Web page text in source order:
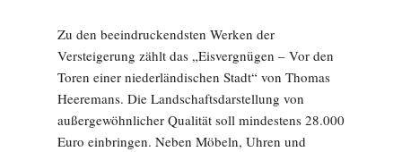
Zu den beeindruckendsten Werken der
Versteigerung zählt das „Eisvergnügen – Vor den
Toren einer niederländischen Stadt“ von Thomas
Heeremans. Die Landschaftsdarstellung von
außergewöhnlicher Qualität soll mindestens 28.000
Euro einbringen. Neben Möbeln, Uhren und